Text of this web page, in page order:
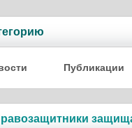
Публикации